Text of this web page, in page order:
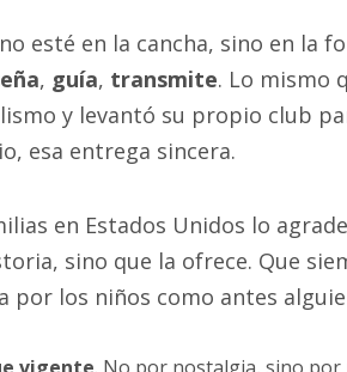
esté en la cancha, sino en la
, guía, transmite. Lo mismo
y levantó su propio club
esa entrega sincera.
en Estados Unidos lo
sino que la ofrece. Que
por los niños como antes